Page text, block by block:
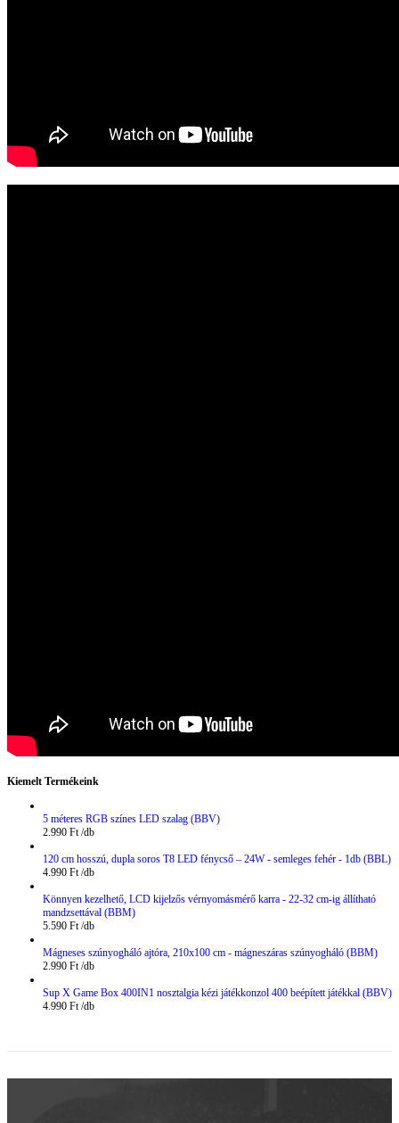
Kiemelt Termékeink
5 méteres RGB színes LED szalag (BBV)
2.990 Ft
120 cm hosszú, dupla soros T8 LED fénycső – 24W - semleges fehér - 1db (BBL)
4.990 Ft
Könnyen kezelhető, LCD kijelzős vérnyomásmérő karra - 22-32 cm-ig állítható
mandzsettával (BBM)
5.590 Ft
Mágneses szúnyogháló ajtóra, 210x100 cm - mágneszáras szúnyogháló (BBM)
2.990 Ft
Sup X Game Box 400IN1 nosztalgia kézi játékkonzol 400 beépített játékkal (BBV)
4.990 Ft